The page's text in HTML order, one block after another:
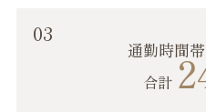
03
通勤時間
合計